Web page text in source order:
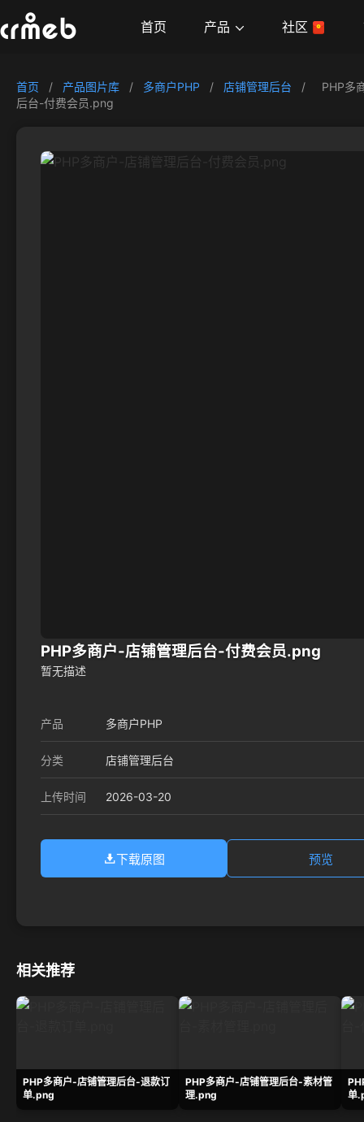
首页 产品 社区
首页 / 产品图片库 / 多商户PHP / 店铺管理后台 /
PHP多
后台-付费会员.png
PHP多商户-店铺管理后台-付费会员.png
暂无描述
产品 多商户PHP
分类 店铺管理后台
上传时间 2026-03-20
下载原图 预览
相关推荐
PHP多商户-店铺管理后台-退款订
单.png
PHP多商户-店铺管理后台-素材管
理.png
单